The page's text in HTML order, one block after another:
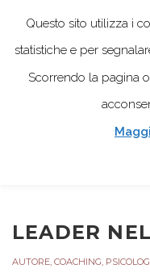
LEADER
AUTORE, COACHING,
Questo sito utilizza i
statistiche e per
Scorrendo la pagina